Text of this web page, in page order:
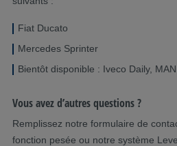
Fiat Ducato
Mercedes Sprinter
Bientôt disponible : Iveco Daily,
Vous avez d’autres questions ?
Remplissez notre formulaire de
fonction pesée ou notre système